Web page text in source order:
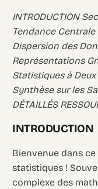
INTRODUCTION
Tendance
Dispersion des
Représentations
Statistiques à
Synthèse sur les
DÉTAILLÉS
INTRODUCTION
Bienvenue dans ce
statistiques !
complexe des